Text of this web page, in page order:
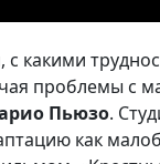
с какими
проблемы с
Пьюзо.
как